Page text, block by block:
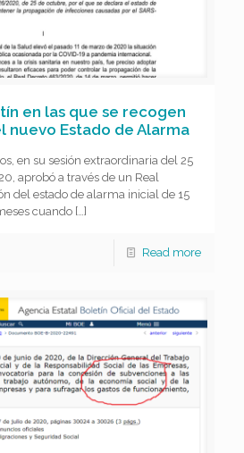
en las que se recogen
nuevo Estado de Alarma
en su sesión extraordinaria del 25
aprobó a través de un Real
del estado de alarma inicial de 15
cuando […]
Read more